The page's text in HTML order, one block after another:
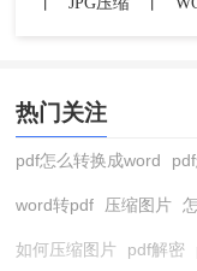
热门关注
pdf怎么转换成word
word转pdf 压缩图片
如何压缩图片 pdf解密